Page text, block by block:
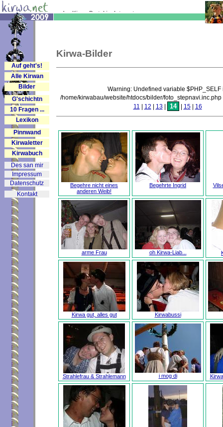
Auf geht's!
Alle Kirwan
Bilder
G'schichtn
10 Fragen ...
Lexikon
Pinnwand
Kirwaletter
Kirwabuch
Des san mir
Impressum
Datenschutz
Kontakt
... das Kirwa-Portal im Internet
Kirwa-Bilder
Warning: Undefined variable $PHP_SELF
/home/kirwabau/website/htdocs/bilder/
11 | 12 | 13| 14 | 15| 16
Begehre nicht eines
anderen Weib!
Begehrte Ingrid
arme Frau oh Kirwa-Liab...
Kirwa gut, alles gut Kirwabussi
Strahlefrau & Strahlemann i mog di